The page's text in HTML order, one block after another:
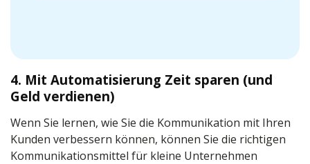
4. Mit Automatisierung Zeit sparen (und
Geld verdienen)
Wenn Sie lernen, wie Sie die Kommunikation mit Ihren
Kunden verbessern können, können Sie die richtigen
Kommunikationsmittel für kleine Unternehmen